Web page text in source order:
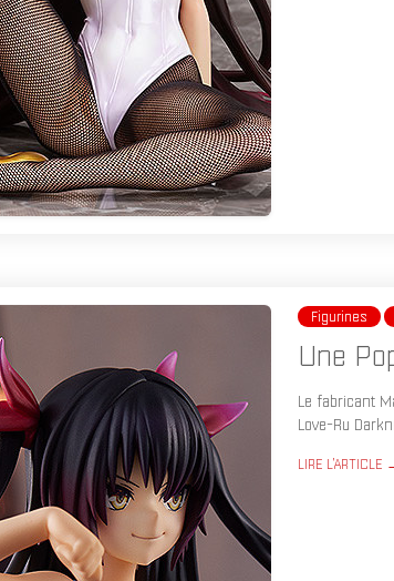
Figurines
Une
Le fabricant
Love-Ru
LIRE L'ARTICLE